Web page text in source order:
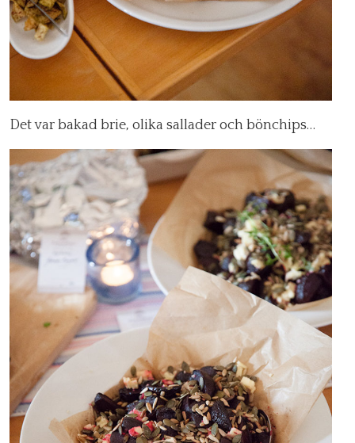
Det var bakad brie, olika sallader och bönchips…